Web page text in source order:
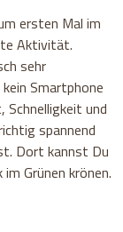
ersten Mal im
Aktivität.
sehr
Smartphone
Schnelligkeit und
spannend
Dort kannst Du
Grünen krönen.